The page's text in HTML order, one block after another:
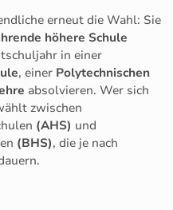
erneut die Wahl: Sie
höhere Schule
in einer
, einer Polytechnischen
absolvieren. Wer sich
zwischen
(AHS) und
(BHS), die je nach